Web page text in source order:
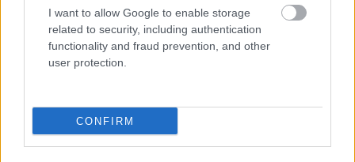
I want to allow Google to enable storage
related to security, including authentication
functionality and fraud prevention, and other
user protection.
CONFIRM
Öncsonkítók Magyarországa